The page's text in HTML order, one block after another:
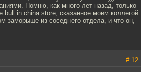
Помню, как много лет назад, только
in china store, сказанное моим коллегой
заморыше из соседнего отдела, и что он,
# 12